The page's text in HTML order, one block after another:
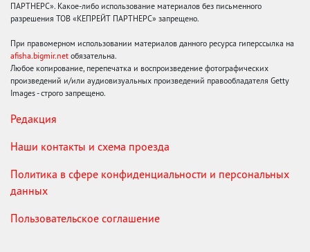
ПАРТНЕРС». Какое-либо использование материалов без письменного
разрешения ТОВ «КЕПРЕЙТ ПАРТНЕРС» запрещено.
При правомерном использовании материалов данного ресурса гиперссылка на
afisha.bigmir.net обязательна.
Любое копирование, перепечатка и воспроизведение фотографических
произведений и/или аудиовизуальных произведений правообладателя Getty
Images - строго запрещено.
Редакция
Наши контакты и схема проезда
Политика в сфере конфиденциальности и персональных
данных
Пользовательское соглашение